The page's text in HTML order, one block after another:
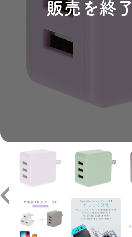
販売を終